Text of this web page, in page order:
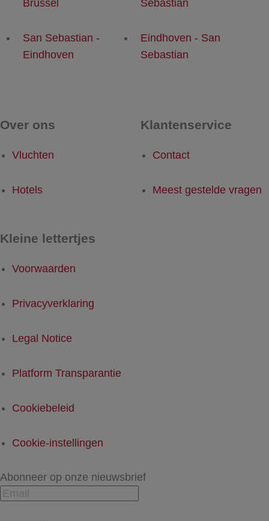
Brussel
Sebastian
San Sebastian -
Eindhoven
Eindhoven - San
Sebastian
Over ons
Vluchten
Hotels
Klantenservice
Contact
Meest gestelde vragen
Kleine lettertjes
Voorwaarden
Privacyverklaring
Legal Notice
Platform Transparantie
Cookiebeleid
Cookie-instellingen
Abonneer op onze nieuwsbrief